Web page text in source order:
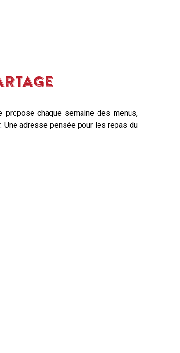
propose chaque semaine des menus,
adresse pensée pour les repas du